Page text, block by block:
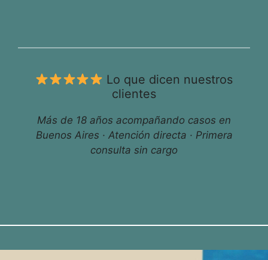
Lo que dicen nuestros
clientes
Más de 18 años acompañando casos en
Buenos Aires · Atención directa · Primera
consulta sin cargo